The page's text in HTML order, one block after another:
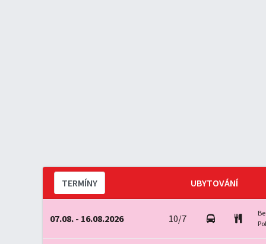
TERMÍNY UBYTOVÁNÍ
07.08. - 16.08.2026 10/7